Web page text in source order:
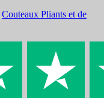
Couteaux Pliants et de